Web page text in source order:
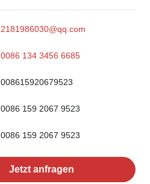
2181986030@qq.com
0086 134 3456 6685
008615920679523
0086 159 2067 9523
0086 159 2067 9523
Jetzt anfragen